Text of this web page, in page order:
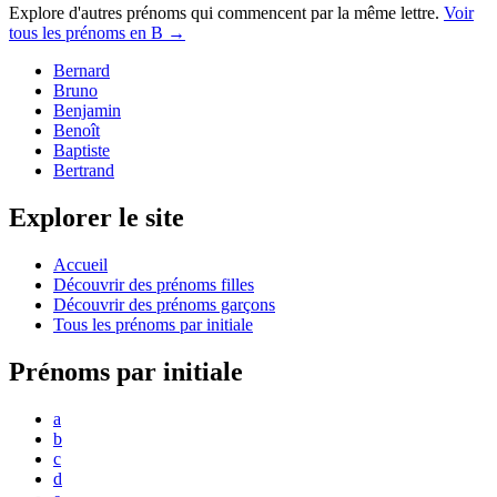
Explore d'autres prénoms qui commencent par la même lettre. Voir
tous les prénoms en B →
Bernard
Bruno
Benjamin
Benoît
Baptiste
Bertrand
Explorer le site
Accueil
Découvrir des prénoms filles
Découvrir des prénoms garçons
Tous les prénoms par initiale
Prénoms par initiale
a
b
c
d